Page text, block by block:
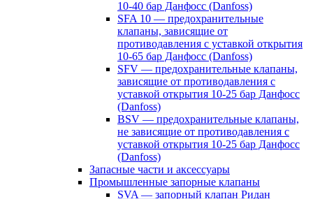
10-40 бар Данфосс (Danfoss)
SFA 10 — предохранительные
клапаны, зависящие от
противодавления с уставкой открытия
10-65 бар Данфосс (Danfoss)
SFV — предохранительные клапаны,
зависящие от противодавления с
уставкой открытия 10-25 бар Данфосс
(Danfoss)
BSV — предохранительные клапаны,
не зависящие от противодавления с
уставкой открытия 10-25 бар Данфосс
(Danfoss)
Запасные части и аксессуары
Промышленные запорные клапаны
SVA — запорный клапан Ридан